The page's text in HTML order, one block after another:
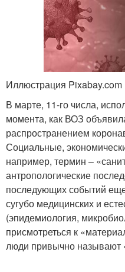
Иллюстрация Pixabay.com
В марте, 11-го числа,
момента, как ВОЗ
распространением
Социальные,
например, термин –
антропологические
последующих событий
сугубо медицинских и
(эпидемиология,
присмотреться к
люди привычно называют